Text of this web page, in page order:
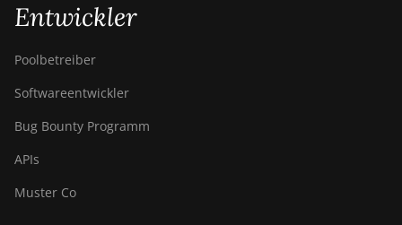
Entwickler
Poolbetreiber
Softwareentwickler
Bug Bounty Programm
APIs
Muster Co